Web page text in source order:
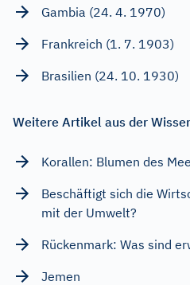
Gambia (24. 4. 1970)
Frankreich (1. 7. 1903)
Brasilien (24. 10. 1930)
Weitere Artikel aus der
Korallen: Blumen des
Beschäftigt sich die
mit der Umwelt?
Rückenmark: Was sind
Jemen